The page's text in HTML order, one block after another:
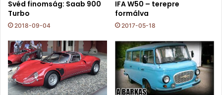
Svéd finomság: Saab 900
Turbo
2018-09-04
IFA W50 – terepre
formálva
2017-05-18